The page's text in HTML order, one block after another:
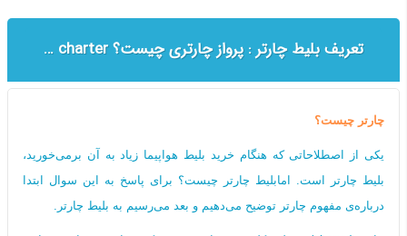
تعریف بلیط چارتر : پرواز چارتری چیست؟ Full charter | seat charter
چارتر چیست؟
یکی از اصطلاحاتی که هنگام خرید بلیط هواپیما زیاد به آن برمی‌خورید،
بلیط چارتر است. امابلیط چارتر چیست؟ برای پاسخ به این سوال ابتدا
درباره‌ی مفهوم چارتر توضیح می‌دهیم و بعد می‌رسیم به بلیط چارتر.